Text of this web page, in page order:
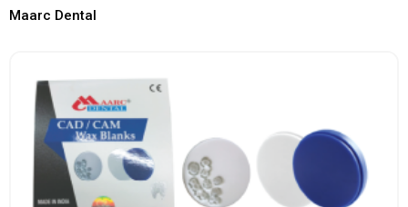
Maarc Dental